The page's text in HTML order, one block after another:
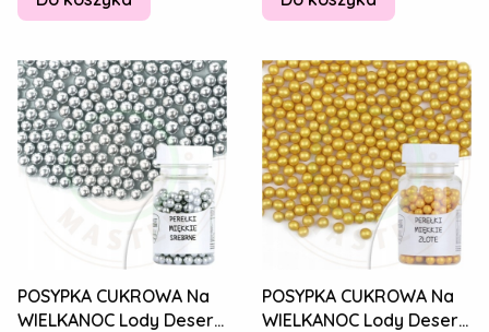
POSYPKA CUKROWA Na
WIELKANOC Lody Desery
POSYPKA CUKROWA Na
WIELKANOC Lody Desery